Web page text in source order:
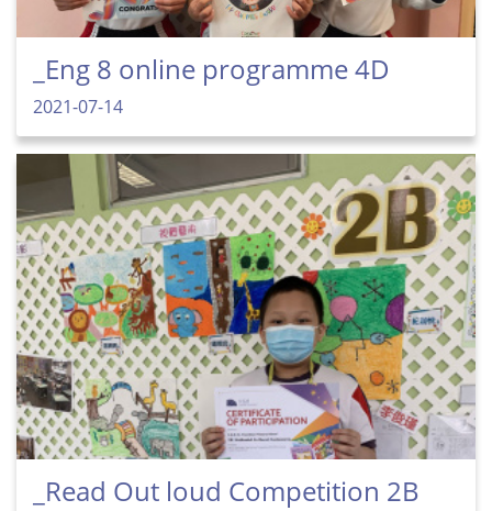
_Eng 8 online programme 4D
2021-07-14
_Read Out loud Competition 2B